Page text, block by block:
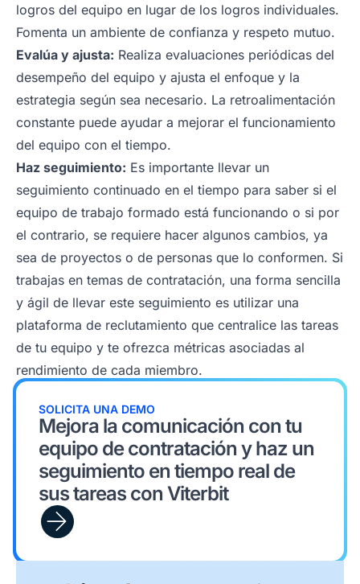
logros del equipo en lugar de los logros individuales.
Fomenta un ambiente de confianza y respeto mutuo.
Evalúa y ajusta: Realiza evaluaciones periódicas del
desempeño del equipo y ajusta el enfoque y la
estrategia según sea necesario. La retroalimentación
constante puede ayudar a mejorar el funcionamiento
del equipo con el tiempo.
Haz seguimiento: Es importante llevar un
seguimiento continuado en el tiempo para saber si el
equipo de trabajo formado está funcionando o si por
el contrario, se requiere hacer algunos cambios, ya
sea de proyectos o de personas que lo conformen. Si
trabajas en temas de contratación, una forma sencilla
y ágil de llevar este seguimiento es utilizar una
plataforma de reclutamiento que centralice las tareas
de tu equipo y te ofrezca métricas asociadas al
rendimiento de cada miembro.
SOLICITA UNA DEMO
Mejora la comunicación con tu
equipo de contratación y haz un
seguimiento en tiempo real de
sus tareas con Viterbit